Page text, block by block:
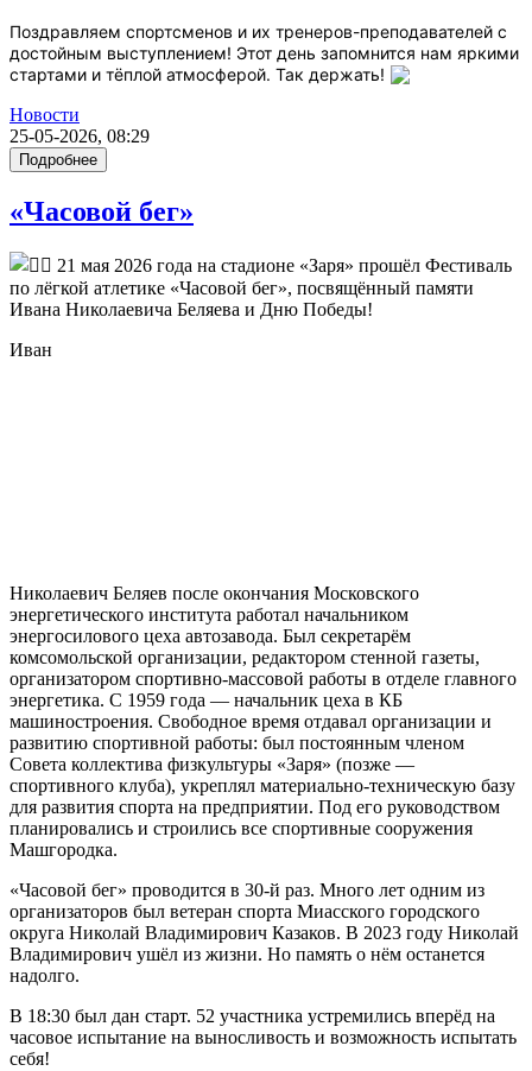
Поздравляем спортсменов и их тренеров-преподавателей с
достойным выступлением! Этот день запомнится нам яркими
стартами и тёплой атмосферой. Так держать!
Новости
25-05-2026, 08:29
Подробнее
«Часовой бег»
21 мая 2026 года на стадионе «Заря» прошёл Фестиваль
по лёгкой атлетике «Часовой бег», посвящённый памяти
Ивана Николаевича Беляева и Дню Победы!
Иван
Николаевич Беляев после окончания Московского
энергетического института работал начальником
энергосилового цеха автозавода. Был секретарём
комсомольской организации, редактором стенной газеты,
организатором спортивно-массовой работы в отделе главного
энергетика. С 1959 года — начальник цеха в КБ
машиностроения. Свободное время отдавал организации и
развитию спортивной работы: был постоянным членом
Совета коллектива физкультуры «Заря» (позже —
спортивного клуба), укреплял материально-техническую базу
для развития спорта на предприятии. Под его руководством
планировались и строились все спортивные сооружения
Машгородка.
«Часовой бег» проводится в 30-й раз. Много лет одним из
организаторов был ветеран спорта Миасского городского
округа Николай Владимирович Казаков. В 2023 году Николай
Владимирович ушёл из жизни. Но память о нём останется
надолго.
В 18:30 был дан старт. 52 участника устремились вперёд на
часовое испытание на выносливость и возможность испытать
себя!